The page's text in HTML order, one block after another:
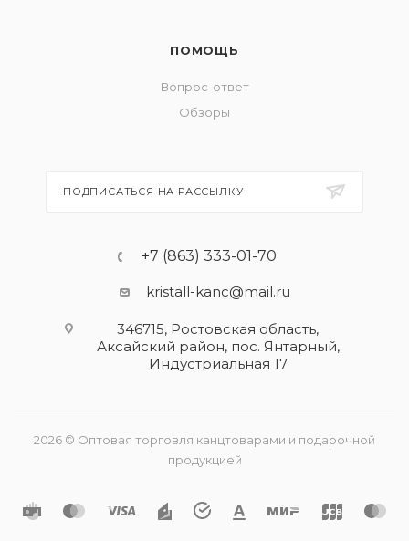
ПОМОЩЬ
Вопрос-ответ
Обзоры
ПОДПИСАТЬСЯ НА РАССЫЛКУ
+7 (863) 333-01-70
kristall-kanc@mail.ru
346715, Ростовская область​,
Аксайский район, пос. Янтарный,
Индустриальная 17
2026 © Оптовая торговля канцтоварами и подарочной
продукцией